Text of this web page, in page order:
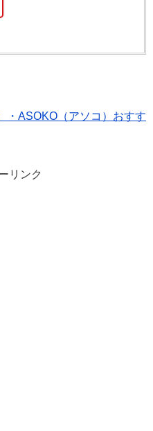
・ASOKO（アソコ）おすす
リンク